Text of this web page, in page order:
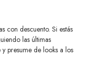
con descuento. Si estás
las últimas
y presume de looks a los